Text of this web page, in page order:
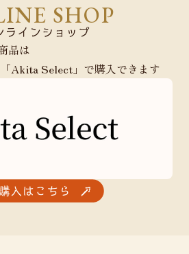
SHOP
品は
Akita Select」で購入できます